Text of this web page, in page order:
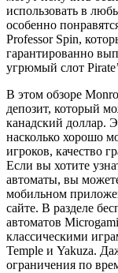
использовать в
особенно
Professor Spin,
гарантированно
угрюмый слот
В этом обзоре
депозит, который
канадский доллар.
насколько хорошо
игроков, качество
Если вы хотите
автоматы, вы
мобильном
сайте. В разделе
автоматов
классическими
Temple и Yakuza.
ограничения по